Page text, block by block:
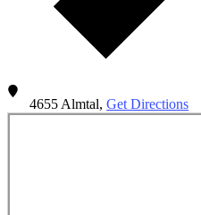
4655 Almtal, Get Directions